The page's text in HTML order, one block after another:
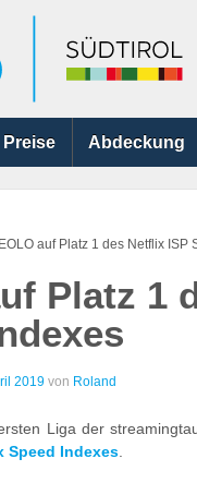
Preise Abdeckung
EOLO auf Platz 1 des Netflix ISP
Platz 1
2019 von Roland
Liga der
Speed Indexes.